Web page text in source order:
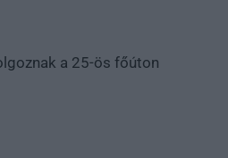
a 25-ös főúton